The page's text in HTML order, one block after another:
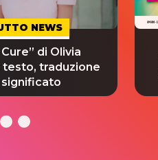
NEWS
di Olivia
testo, traduzione
significato